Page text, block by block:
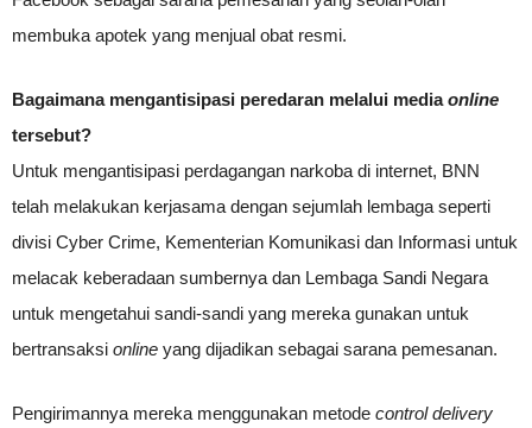
membuka apotek yang menjual obat resmi.
Bagaimana mengantisipasi peredaran melalui mediaonline
tersebut?
Untuk mengantisipasi perdagangan narkoba di internet, BNN
telah melakukan kerjasama dengan sejumlah lembaga seperti
divisi Cyber Crime, Kementerian Komunikasi dan Informasi untuk
melacak keberadaan sumbernya dan Lembaga Sandi Negara
untuk mengetahui sandi-sandi yang mereka gunakan untuk
bertransaksi online yang dijadikan sebagai sarana pemesanan.
Pengirimannya mereka menggunakan metode control delivery